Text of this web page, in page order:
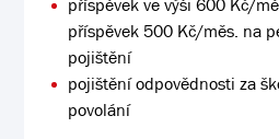
příspěvek ve výši 600 Kč/
příspěvek 500 Kč/měs. na
pojištění
pojištění odpovědnosti za
povolání